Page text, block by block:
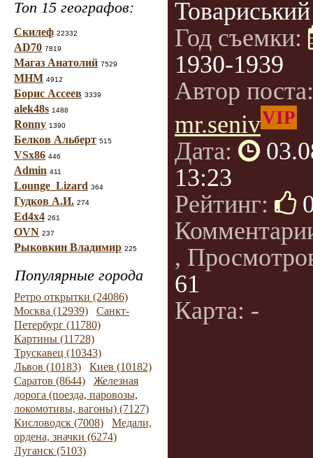
Топ 15 географов:
Скилеф 22332
AD70 7819
Магаз Анатолий 7529
МНМ 4912
Борис Ассеев 3339
alek48s 1488
Ronny 1390
Белков Альберт 515
VSx86 446
Admin 411
Lounge_Lizard 364
Гудков А.И. 274
Ed4x4 261
OVN 237
Рыковкин Владимир 225
Популярные города
Ретро открытки (24086)
Москва (12939)
Санкт-
Петербург (11780)
Картины (11728)
Трускавец (10343)
Львов (10183)
Киев (10182)
Саратов (8644)
Железная
дорога (поезда, паровозы,
локомотивы, вагоны) (7127)
Кисловодск (7008)
Медали,
ордена, значки (6274)
Луганск (5103)
Год съемки:
1930-1939
Автор
mr.senivVIP
Дата:
13:23
Рейтинг:
,
61
Карта: -